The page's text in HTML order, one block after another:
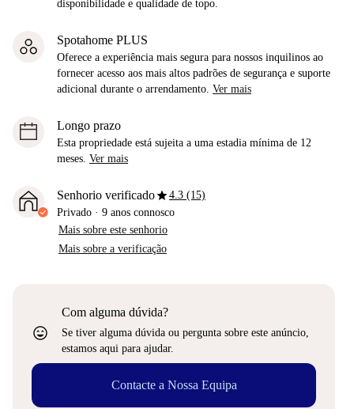
disponibilidade e qualidade de topo.
Spotahome PLUS
Oferece a experiência mais segura para nossos inquilinos ao
fornecer acesso aos mais altos padrões de segurança e suporte
adicional durante o arrendamento. Ver mais
Longo prazo
Esta propriedade está sujeita a uma estadia mínima de 12
meses. Ver mais
Senhorio verificadostar4.3 (15)
Privado · 9 anos connosco
Mais sobre este senhorio
Mais sobre a verificação
sentiment_very_satisfied
Com alguma dúvida?
Se tiver alguma dúvida ou pergunta sobre este anúncio,
estamos aqui para ajudar.
Contacte a Nossa Equipa